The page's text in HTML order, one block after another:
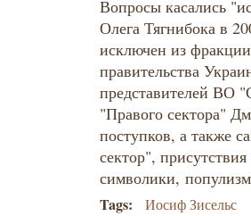
Вопросы касались
Олега Тягнибока в
исключен из
правительства
представителей ВО
"Правого сектора"
поступков, а также
сектор",
символики,
Tags: Иосиф Зисельс